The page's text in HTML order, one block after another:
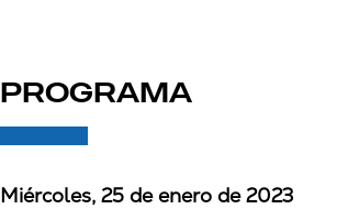
PROGRAMA
Miércoles, 25 de enero de 2023